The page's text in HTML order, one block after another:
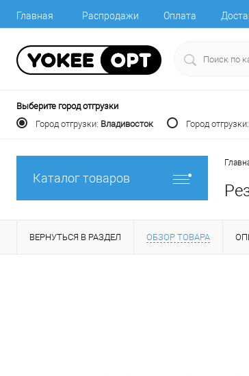
Главная Распродажи Оплата
Выберите город отгрузки
Город отгрузки: Владивосток Город отгрузки:
Каталог товаров
ВЕРНУТЬСЯ В РАЗДЕЛ ОБЗОР ТОВАРА